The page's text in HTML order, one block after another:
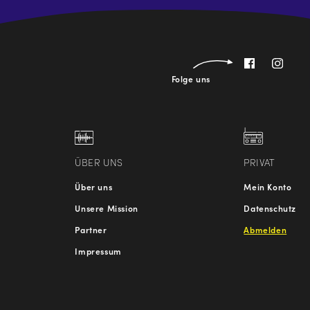
Folge uns
ÜBER UNS
Über uns
Unsere Mission
Partner
Impressum
PRIVAT
Mein Konto
Datenschutz
Abmelden